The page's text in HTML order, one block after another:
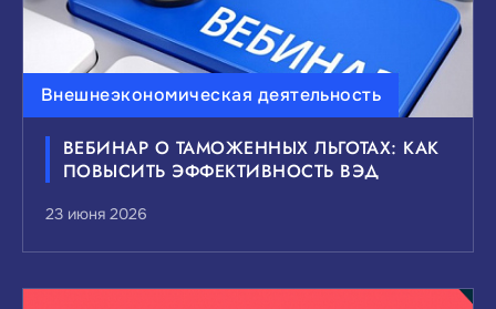
Внешнеэкономическая деятельность
ВЕБИНАР О ТАМОЖЕННЫХ ЛЬГОТАХ: КАК
ПОВЫСИТЬ ЭФФЕКТИВНОСТЬ ВЭД
23 июня 2026